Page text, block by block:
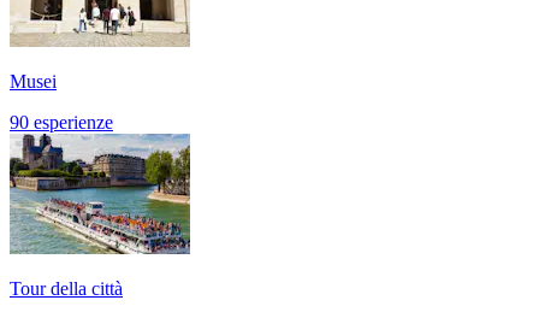
Musei
90 esperienze
Tour della città